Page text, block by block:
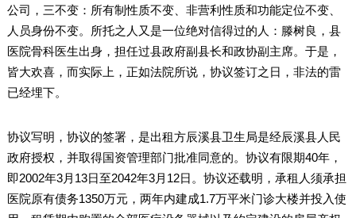
公司，三不变：所有制性质不变、非营利性质和功能定位不变、
人员身份不变。所托之人又是一位绝对信得过的人：滕树良，县
医院骨科医生出身，担任过县政府副县长和政协副主席。于是，
皆大欢喜，而实际上，正如法院所说，协议签订之日，非法的雷
已经埋下。
协议写明，协议的签署，是出租方辰溪县卫生局是经辰溪县人民
政府授权，并取得国资管理部门批准同意的。协议有限期40年，
即2002年3月13日至2042年3月12日。协议还载明，承租人须承担
医院原有债务1350万元，两年内建成1.7万平米门诊大楼并投入使